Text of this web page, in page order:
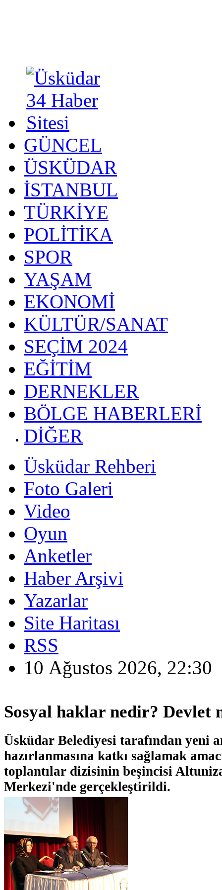
GÜNCEL
ÜSKÜDAR
İSTANBUL
TÜRKİYE
POLİTİKA
SPOR
YAŞAM
EKONOMİ
KÜLTÜR/SANAT
SEÇİM 2024
EĞİTİM
DERNEKLER
BÖLGE HABERLERİ
DİĞER
Üsküdar Rehberi
Foto Galeri
Video
Oyun
Anketler
Haber Arşivi
Yazarlar
Site Haritası
RSS
10 Ağustos 2026, 22:30
Sosyal haklar nedir? Devlet
Üsküdar Belediyesi tarafından yeni
hazırlanmasına katkı sağlamak
toplantılar dizisinin beşincisi
Merkezi'nde gerçekleştirildi.